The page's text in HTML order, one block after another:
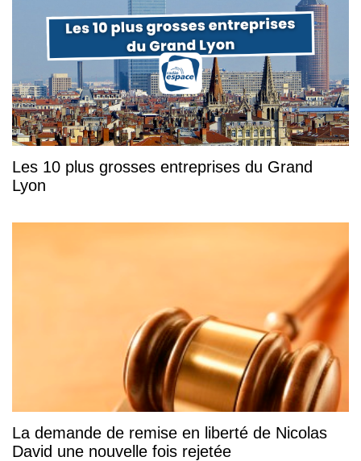
Les 10 plus grosses entreprises du Grand
Lyon
La demande de remise en liberté de Nicolas
David une nouvelle fois rejetée